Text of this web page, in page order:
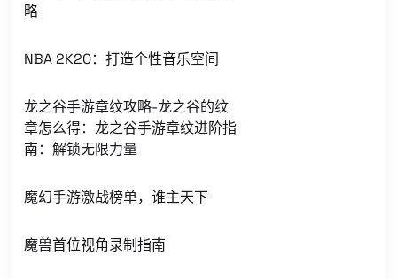
略
NBA 2K20：打造个性音乐空间
龙之谷手游章纹攻略-龙之谷的纹
章怎么得：龙之谷手游章纹进阶指
南：解锁无限力量
魔幻手游激战榜单，谁主天下
魔兽首位视角录制指南